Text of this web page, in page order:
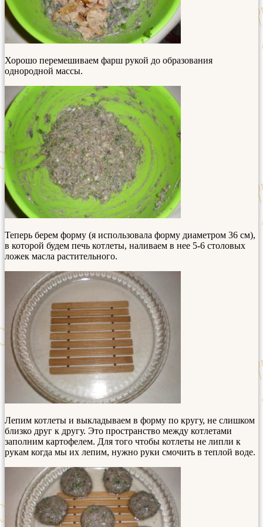
Хорошо перемешиваем фарш рукой до образования
однородной массы.
Теперь берем форму (я использовала форму диаметром 36 см),
в которой будем печь котлеты, наливаем в нее 5-6 столовых
ложек масла растительного.
Лепим котлеты и выкладываем в форму по кругу, не слишком
близко друг к другу. Это пространство между котлетами
заполним картофелем. Для того чтобы котлеты не липли к
рукам когда мы их лепим, нужно руки смочить в теплой воде.